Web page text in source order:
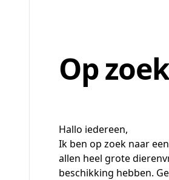
Op
Hallo iedereen,
Ik ben op zoek naar
allen heel grote
beschikking hebben.